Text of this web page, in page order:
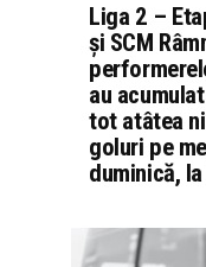
Liga 2 –
și SCM
au
tot atâtea
goluri pe
duminică,